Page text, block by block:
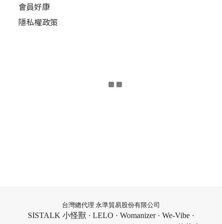
會員好康
隱私權政策
台灣總代理 永準貿易股份有限公司
SISTALK 小怪獸 · LELO · Womanizer · We-Vibe ·